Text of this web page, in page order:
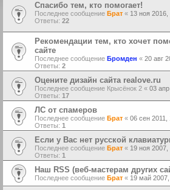
Спасибо тем, кто помогает!
Последнее сообщение Брат « 13 ноя 2016,
Ответы: 22
Рекомендации тем, кто хочет
сайте
Последнее сообщение Бромден « 20 авг
Ответы: 2
Оцените дизайн сайта realove.ru
Последнее сообщение Крысёнок 2 « 03
Ответы: 17
ЛС от спамеров
Последнее сообщение Брат « 06 сен 2011,
Ответы: 1
Если у Вас нет русской
Последнее сообщение Брат « 19 ноя 2007,
Ответы: 1
Наш RSS (веб-мастерам других
Последнее сообщение Брат « 19 май